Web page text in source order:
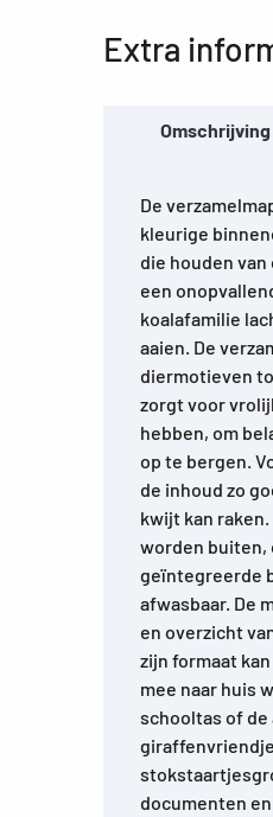
Extra
Omschrijving
De
kleurige
die houden
een
koalafamilie
aaien. De
diermotieven
zorgt voor
hebben, om
op te bergen.
de inhoud zo
kwijt kan
worden buiten,
geïntegreerde
afwasbaar. De
en overzicht
zijn formaat
mee naar huis
schooltas of de
documenten